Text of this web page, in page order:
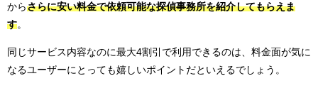
からさらに安い料金で依頼可能な探偵事務所を紹介してもらえま
す
同じサービス内容なのに最大4割引で利用できるのは、料金面が気に
なるユーザーにとっても嬉しいポイントだといえるでしょう。